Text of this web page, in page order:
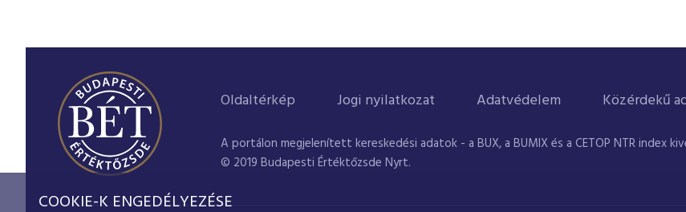
Oldaltérkép Jogi nyilatkozat Adatvédelem Közérdekű
A portálon megjelenített kereskedési adatok - a BUX, a BUMIX és a CETOP NTR index
© 2019 Budapesti Értéktőzsde Nyrt.
COOKIE-K ENGEDÉLYEZÉSE